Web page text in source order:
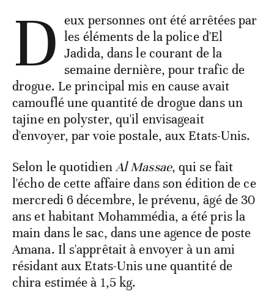
D eux personnes ont été arrêtées par
les éléments de la police d'El
Jadida, dans le courant de la
semaine dernière, pour trafic de
drogue. Le principal mis en cause avait
camouflé une quantité de drogue dans un
tajine en polyster, qu'il envisageait
d'envoyer, par voie postale, aux Etats-Unis.
Selon le quotidienAl Massae, qui se fait
l'écho de cette affaire dans son édition de ce
mercredi 6 décembre, le prévenu, âgé de 30
ans et habitant Mohammédia, a été pris la
main dans le sac, dans une agence de poste
Amana. Il s'apprêtait à envoyer à un ami
résidant aux Etats-Unis une quantité de
chira estimée à 1,5 kg.